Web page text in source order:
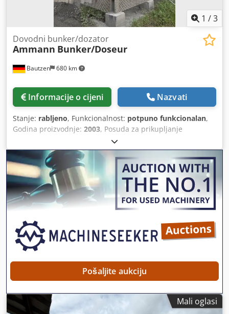
1 /3
Bautzen 680 km
Dovodni bunker/dozator
Ammann Bunker/Doseur
Informacije o cijeni Nazvati
Stanje: rabljeno, Funkcionalnost: potpuno funkcionalan,
Godina proizvodnje: 2003, Posuda za prikupljanje
materijala -Nadgradnja -Rešetkasta podnica Dodpfx Acozq
S Hzobjck -Traka za odvođenje/prijenos -Transportna traka
Pošaljite aukciju
Mali oglasi